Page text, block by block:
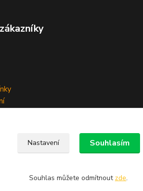
Nastavení Souhlasím
Souhlas můžete odmítnout zde.